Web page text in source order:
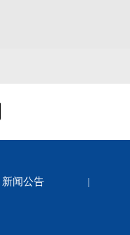
新闻公告 |